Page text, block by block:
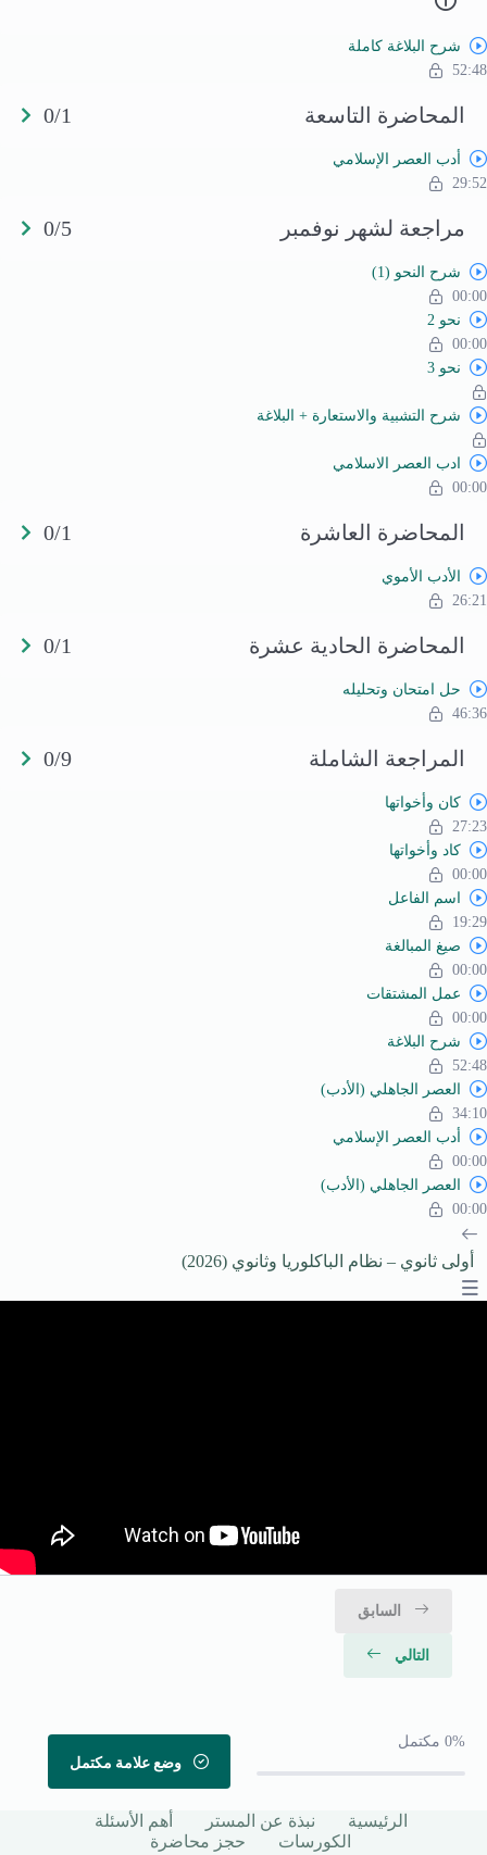
شرح البلاغة كاملة
52:48
المحاضرة التاسعة 0/1
أدب العصر الإسلامي
29:52
مراجعة لشهر نوفمبر 0/5
شرح النحو (1)
00:00
نحو 2
00:00
نحو 3
شرح التشبية والاستعارة + البلاغة
ادب العصر الاسلامي
00:00
المحاضرة العاشرة 0/1
الأدب الأموي
26:21
المحاضرة الحادية عشرة 0/1
حل امتحان وتحليله
46:36
المراجعة الشاملة 0/9
كان وأخواتها
27:23
كاد وأخواتها
00:00
اسم الفاعل
19:29
صيغ المبالغة
00:00
عمل المشتقات
00:00
شرح البلاغة
52:48
العصر الجاهلي (الأدب)
34:10
أدب العصر الإسلامي
00:00
العصر الجاهلي (الأدب)
00:00
أولى ثانوي – نظام الباكلوريا وثانوي (2026)
السابق
التالي
0% مكتمل
وضع علامة مكتمل
الرئيسية نبذة عن المستر
أهم الأسئلة
الكورسات
حجز محاضرة